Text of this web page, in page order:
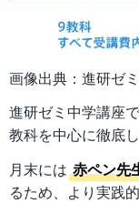
画像出典：進研ゼ
進研ゼミ中学講座
教科を中心に徹底
月末には 赤ペン先
るため、より実践